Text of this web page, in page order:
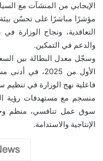
الإيجابي من المنشآت مع
مؤشرًا مباشرًا على تحسّن بيئة
التعاقدية، ونجاح الوزارة
والدعم في التمكين.
الأول من
فاعلية نهج الوزارة في
سوق عمل تنافسي، منظم
الإنتاجية والاستدامة.